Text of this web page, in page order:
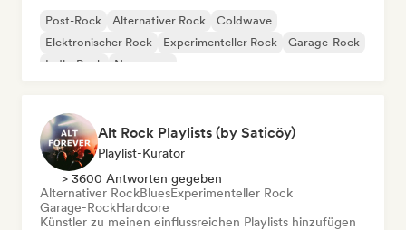
Post-Rock Alternativer Rock
Coldwave
Elektronischer Rock
Experimenteller Rock
Garage-Rock
Indie-Rock
New wave
Alt Rock Playlists (by Saticöy)
Playlist-Kurator
> 3600 Antworten gegeben
Alternativer RockBluesExperimenteller Rock
Garage-RockHardcore
Künstler zu meinen einflussreichen Playlists hinzufügen